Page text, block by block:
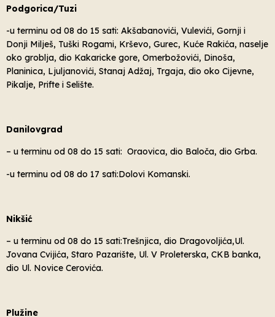
Podgorica/Tuzi
-u terminu od 08 do 15 sati: Akšabanovići, Vulevići, Gornji i
Donji Milješ, Tuški Rogami, Krševo, Gurec, Kuće Rakića, naselje
oko groblja, dio Kakaricke gore, Omerbožovići, Dinoša,
Planinica, Ljuljanovići, Stanaj Adžaj, Trgaja, dio oko Cijevne,
Pikalje, Prifte i Selište.
Danilovgrad
– u terminu od 08 do 15 sati: Oraovica, dio Baloča, dio Grba.
-u terminu od 08 do 17 sati:Dolovi Komanski.
Nikšić
– u terminu od 08 do 15 sati:Trešnjica, dio Dragovoljića,Ul.
Jovana Cvijića, Staro Pazarište, Ul. V Proleterska, CKB banka,
dio Ul. Novice Cerovića.
Plužine